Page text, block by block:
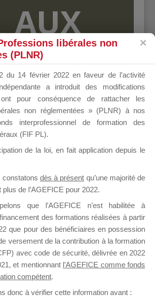
AUX
DE
Il accueille également les Conseillers
libérales non
(PLNR)
du 14 février 2022 en faveur de l’activité
a introduit des modifications
pour conséquence de rattacher les
non réglementées » (PLNR) à nos
interprofessionnel de formation des
(FIF PL).
de la loi, en fait application depuis le
constatons dès à présent qu’une majorité de
de l’AGEFICE pour 2022.
que l’AGEFICE n’est habilitée à
des formations réalisées à partir
que pour des bénéficiaires en possession
versement de la contribution à la formation
avec code de sécurité, délivrée en 2022
et mentionnant l’AGEFICE comme fonds
compétent.
donc à vérifier cette information avant :